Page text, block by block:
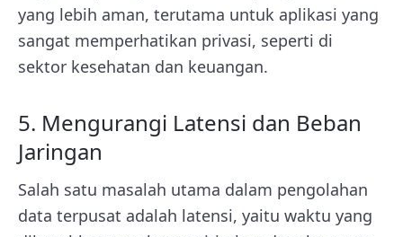
yang lebih aman, terutama untuk aplikasi yang
sangat memperhatikan privasi, seperti di
sektor kesehatan dan keuangan.
5. Mengurangi Latensi dan Beban
Jaringan
Salah satu masalah utama dalam pengolahan
data terpusat adalah latensi, yaitu waktu yang